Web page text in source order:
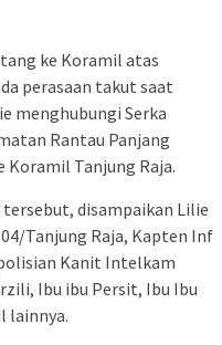
ke Koramil atas
perasaan takut saat
menghubungi Serka
Rantau Panjang
Tanjung Raja.
disampaikan Lilie
Tanjung Raja, Kapten Inf
Kanit Intelkam
Ibu ibu Persit, Ibu Ibu
lainnya.